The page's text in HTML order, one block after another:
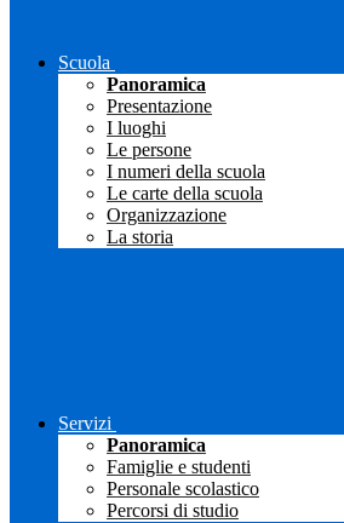
Scuola
Panoramica
Presentazione
I luoghi
Le persone
I numeri della scuola
Le carte della scuola
Organizzazione
La storia
Servizi
Panoramica
Famiglie e studenti
Personale scolastico
Percorsi di studio